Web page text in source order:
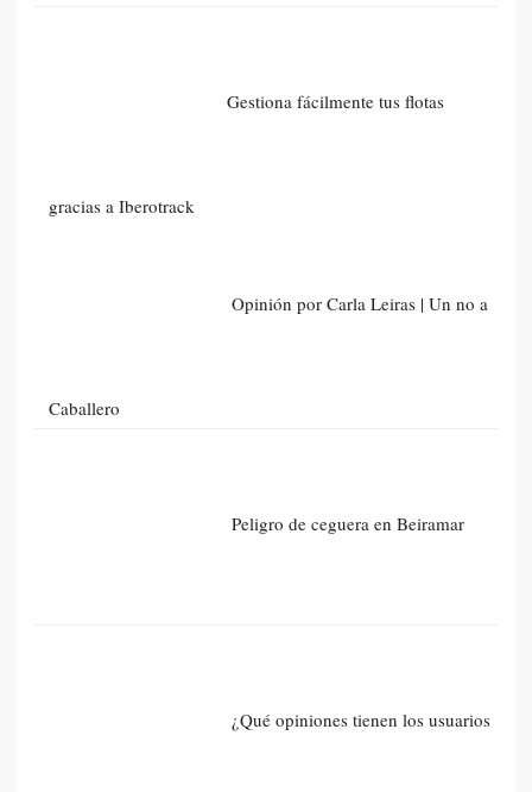
Gestiona fácilmente tus flotas
gracias a Iberotrack
Opinión por Carla Leiras | Un no a
Caballero
Peligro de ceguera en Beiramar
¿Qué opiniones tienen los usuarios